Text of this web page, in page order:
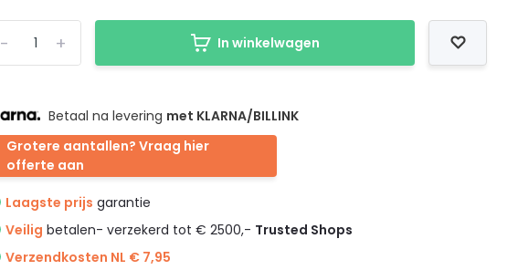
+
- In winkelwagen
Betaal na levering met KLARNA/BILLINK
Grotere aantallen? Vraag hier
offerte aan
Laagste prijs garantie
Veilig betalen- verzekerd tot € 2500,- Trusted Shops
Verzendkosten NL € 7,95